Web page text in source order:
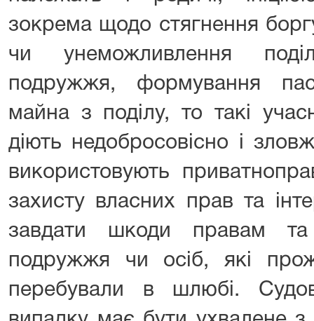
зокрема щодо стягнення
чи унеможливлення
подружжя, формування
майна з поділу, то такі
діють недобросовісно і
використовують
захисту власних прав та
завдати шкоди правам
подружжя чи осіб, які
перебували в шлюбі.